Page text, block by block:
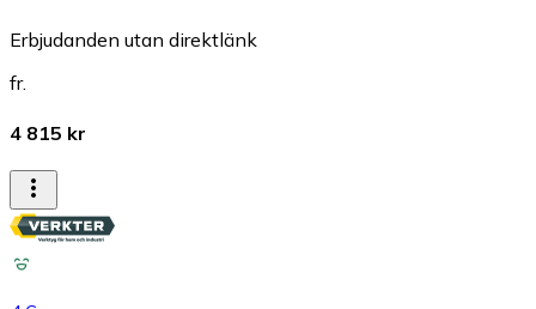
Erbjudanden utan direktlänk
fr.
4 815 kr